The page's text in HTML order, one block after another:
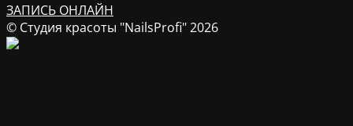
ЗАПИСЬ ОНЛАЙН
© Студия красоты "NailsProfi" 2026